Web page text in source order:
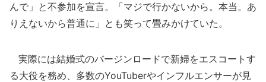
んで」と不参加を宣言。「マジで行かないから。本当。あ
りえないから普通に」とも笑って畳みかけていた。
実際には結婚式のバージンロードで新婦をエスコートす
る大役を務め、多数のYouTuberやインフルエンサーが見